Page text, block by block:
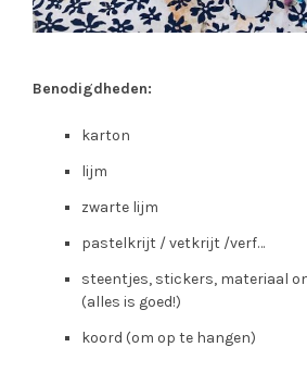
Benodigdheden:
karton
lijm
zwarte lijm
pastelkrijt / vetkrijt /verf…
steentjes, stickers, materiaal
(alles is goed!)
koord (om op te hangen)